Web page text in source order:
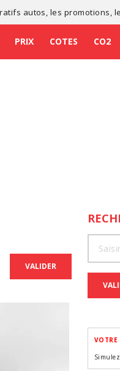
autos , les promotions ,
PRIX COTES CO2
VALIDER
VOTRE